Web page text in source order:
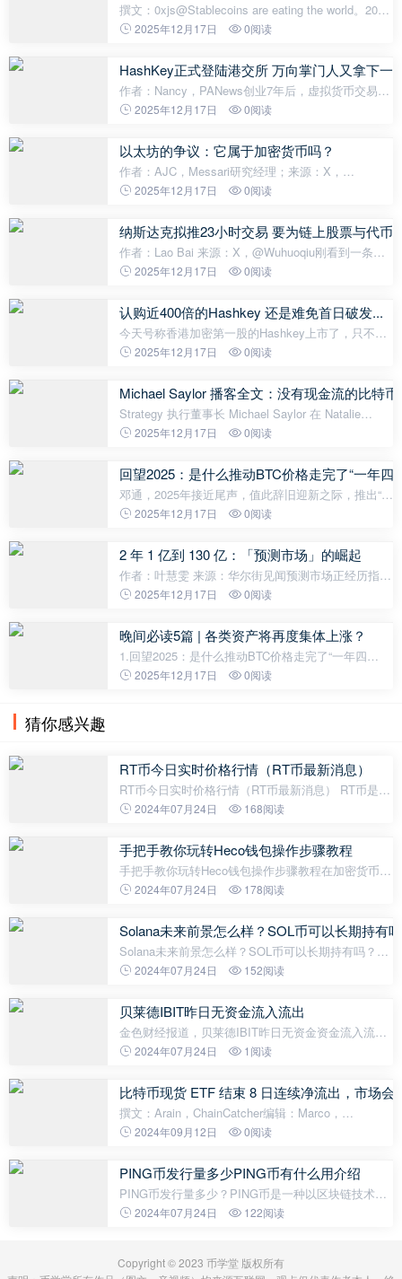
撰文：0xjs@Stablecoins are eating the world。2025
年12月16日，Visa正式宣布在美国推出USDC稳定币
首次可以直接使用Circle发行
2025年12月17日 0阅读
HashKey正式登陆港交所 万向掌门人又拿下一
作者：Nancy，PANews创业7年后，虚拟货币交易所
HashKey一声锣响，敲开了传统资本市场的大门。12
汽车零部件起家到控股各产业多家上市公司
2025年12月17日 0阅读
以太坊的争议：它属于加密货币吗？
作者：AJC，Messari研究经理；来源：X，
@AvgJoesCrypto；编译：Shaw 在所有主流加密货
特币（BTC）作为加密货币的主导地位基本无可争
议，但以太坊的地位
2025年12月17日 0阅读
纳斯达克拟推23小时交易 要为链上股票与代币
作者：Lao Bai 来源：X，@Wuhuoqiu刚看到一条很
有意思的新闻：几个小时前，纳斯达克正式向SEC提
把“夜盘”正式纳入官方交易体系嗯？你这是
2025年12月17日 0阅读
认购近400倍的Hashkey 还是难免首日破发...
今天号称香港加密第一股的Hashkey上市了，只不过
目前走势有点难看：IPO号称认购395倍，发行价6.68
价跌到最低6.12港币，看盘面要不是
2025年12月17日 0阅读
Michael Saylor 播客全文：没有现金流的比特
Strategy 执行董事长 Michael Saylor 在 Natalie
Brunell 播客采访中表示，比特币近期价格走势平淡，
段，早期持有者逐步套现，而机构正
2025年12月17日 0阅读
回望2025：是什么推动BTC价格走完了“一年四
邓通，2025年接近尾声，值此辞旧迎新之际，推出“回
望2025”系列文章。复盘加密行业年内进展，也愿行业
曾一度辉煌，创下历史新高，随后回归
2025年12月17日 0阅读
2 年 1 亿到 130 亿：「预测市场」的崛起
作者：叶慧雯 来源：华尔街见闻预测市场正经历指数
级扩张，迅速从边缘活动转变为数十亿美元规模的金
域的月度交易量在过去两年内激
2025年12月17日 0阅读
晚间必读5篇 | 各类资产将再度集体上涨？
1.回望2025：是什么推动BTC价格走完了“一年四
季”？2025年接近尾声，值此辞旧迎新之际，推出“回
2025年12月17日 0阅读
猜你感兴趣
RT币今日实时价格行情（RT币最新消息）
RT币今日实时价格行情（RT币最新消息） RT币是一
种新兴的数字货币，由区块链技术推动发展而来。与
同时拥有快速的交易速度和低廉的手
2024年07月24日 168阅读
手把手教你玩转Heco钱包操作步骤教程
手把手教你玩转Heco钱包操作步骤教程在加密货币世
界中，Heco钱包是一个重要的工具，它可用于存储、
提供一步步操作Heco钱包的教程
2024年07月24日 178阅读
Solana未来前景怎么样？SOL币可以长期持有
Solana未来前景怎么样？SOL币可以长期持有吗？随
着区块链技术的迅速发展，数字货币已经成为了金融
的公链项目，备受关注。那么，Solana的未
2024年07月24日 152阅读
贝莱德IBIT昨日无资金流入流出
金色财经报道，贝莱德IBIT昨日无资金资金流入流
出，自1月11日上市以来，该基金首次没有吸引到任
2024年07月24日 1阅读
比特币现货 ETF 结束 8 日连续净流出，市场会
撰文：Arain，ChainCatcher编辑：Marco，
ChainCatcher 8 月 27 日至 9 月 7 日，比特币持续下
Coingecko 数据，比特币由 8 月 26 日约 64265 美
2024年09月12日 0阅读
PING币发行量多少PING币有什么用介绍
PING币发行量多少？PING币是一种以区块链技术支
持的数字货币，是PING项目的核心货币。PING项目
2024年07月24日 122阅读
Copyright © 2023 币学堂 版权所有